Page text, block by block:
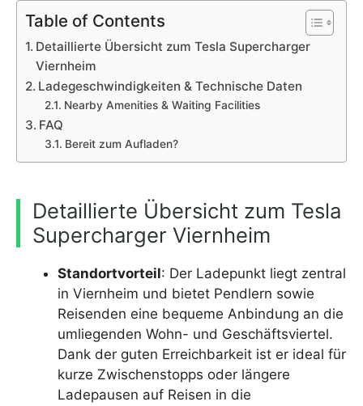
Table of Contents
Detaillierte Übersicht zum Tesla Supercharger
Viernheim
Ladegeschwindigkeiten & Technische Daten
Nearby Amenities & Waiting Facilities
FAQ
Bereit zum Aufladen?
Detaillierte Übersicht zum Tesla
Supercharger Viernheim
Standortvorteil: Der Ladepunkt liegt zentral
in Viernheim und bietet Pendlern sowie
Reisenden eine bequeme Anbindung an die
umliegenden Wohn- und Geschäftsviertel.
Dank der guten Erreichbarkeit ist er ideal für
kurze Zwischenstopps oder längere
Ladepausen auf Reisen in die